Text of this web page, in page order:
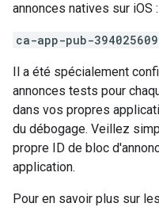
annonces natives sur iOS :
ca-app-pub-
Il a été spécialement
annonces tests pour
dans vos propres
du débogage. Veillez
propre ID de bloc
application.
Pour en savoir plus sur